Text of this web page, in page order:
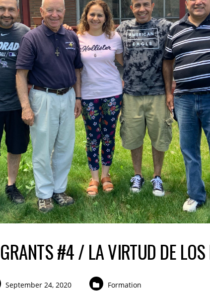
#4 / LA VIRTUD DE
September 24, 2020 Formation